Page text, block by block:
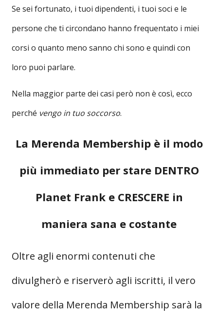
Se sei fortunato, i tuoi dipendenti, i tuoi soci e le
persone che ti circondano hanno frequentato i miei
corsi o quanto meno sanno chi sono e quindi con
loro puoi parlare.
Nella maggior parte dei casi però non è così, ecco
perché vengo in tuo soccorso.
La Merenda Membership è il modo
più immediato per stare DENTRO
Planet Frank e CRESCERE in
maniera sana e costante
Oltre agli enormi contenuti che
divulgherò e riserverò agli iscritti, il vero
valore della Merenda Membership sarà la